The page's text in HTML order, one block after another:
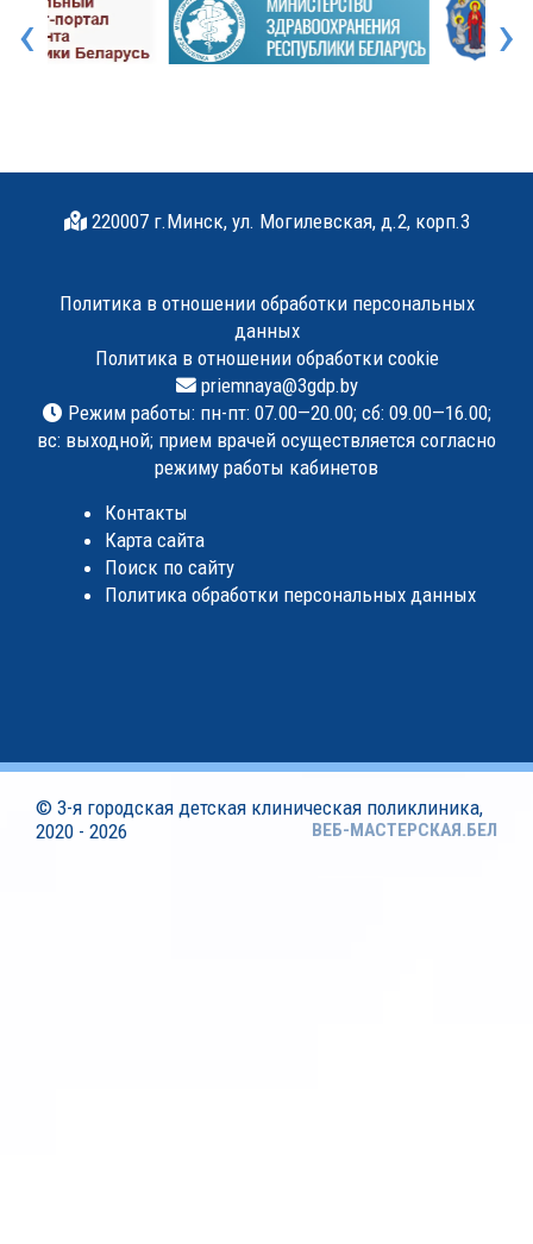
‹ ›
220007 г.Минск, ул. Могилевская, д.2, корп.3
Политика в отношении обработки персональных
данных
Политика в отношении обработки cookie
priemnaya@3gdp.by
Режим работы: пн-пт: 07.00—20.00; сб: 09.00—16.00;
вс: выходной; прием врачей осуществляется согласно
режиму работы кабинетов
Контакты
Карта сайта
Поиск по сайту
Политика обработки персональных данных
© 3-я городская детская клиническая поликлиника,
2020 - 2026
ВЕБ-МАСТЕРСКАЯ.БЕЛ